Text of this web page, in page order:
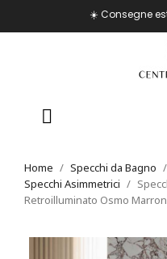
☀️ Consegne
Home Specchi da Bagno
Specchi Asimmetrici
Retroilluminato Osmo